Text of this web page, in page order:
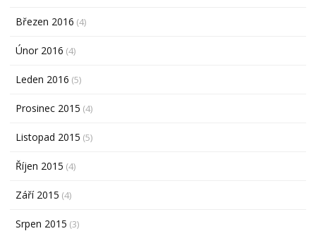
Březen 2016 (4)
Únor 2016 (4)
Leden 2016 (5)
Prosinec 2015 (4)
Listopad 2015 (5)
Říjen 2015 (4)
Září 2015 (4)
Srpen 2015 (3)